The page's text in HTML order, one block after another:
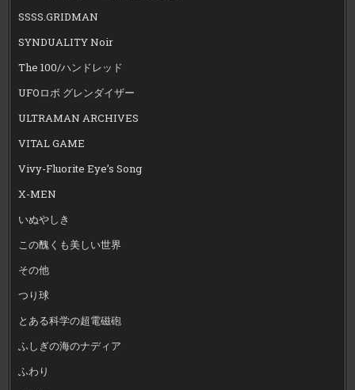
SSSS.GRIDMAN
SYNDUALITY Noir
The 100/ハンドレッド
UFOロボ グレンダイザー
ULTRAMAN ARCHIVES
VITAL GAME
Vivy-Fluorite Eye’s Song
X-MEN
いぬやしき
この醜くも美しい世界
その他
つり球
とある科学の超電磁砲
ふしぎの海のナディア
ふわり